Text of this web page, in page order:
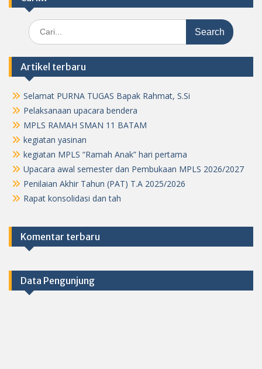
Search
for:
Artikel terbaru
Selamat PURNA TUGAS Bapak Rahmat, S.Si
Pelaksanaan upacara bendera
MPLS RAMAH SMAN 11 BATAM
kegiatan yasinan
kegiatan MPLS “Ramah Anak” hari pertama
Upacara awal semester dan Pembukaan MPLS 2026/2027
Penilaian Akhir Tahun (PAT) T.A 2025/2026
Rapat konsolidasi dan tah
Komentar terbaru
Data Pengunjung